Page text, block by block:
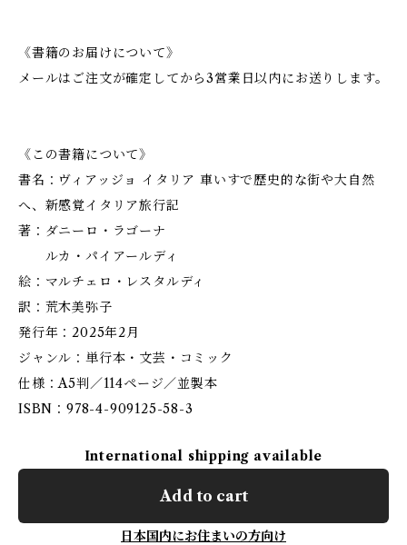
《書籍のお届けについて》
メールはご注文が確定してから3営業日以内にお送りします。
《この書籍について》
書名：ヴィアッジョ イタリア 車いすで歴史的な街や大自然
へ、新感覚イタリア旅行記
著：ダニーロ・ラゴーナ
ルカ・パイアールディ
絵：マルチェロ・レスタルディ
訳：荒木美弥子
発行年：2025年2月
ジャンル：単行本・文芸・コミック
仕様：A5判／114ページ／並製本
ISBN：978-4-909125-58-3
International shipping available
Add to cart
日本国内にお住まいの方向け